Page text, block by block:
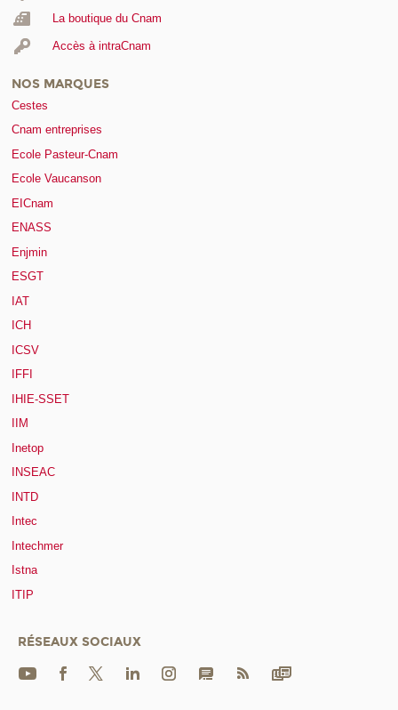
La boutique du Cnam
Accès à intraCnam
NOS MARQUES
Cestes
Cnam entreprises
Ecole Pasteur-Cnam
Ecole Vaucanson
EICnam
ENASS
Enjmin
ESGT
IAT
ICH
ICSV
IFFI
IHIE-SSET
IIM
Inetop
INSEAC
INTD
Intec
Intechmer
Istna
ITIP
RÉSEAUX SOCIAUX